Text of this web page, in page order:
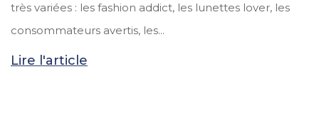
très variées : les fashion addict, les lunettes lover, les
consommateurs avertis, les...
Lire l'article